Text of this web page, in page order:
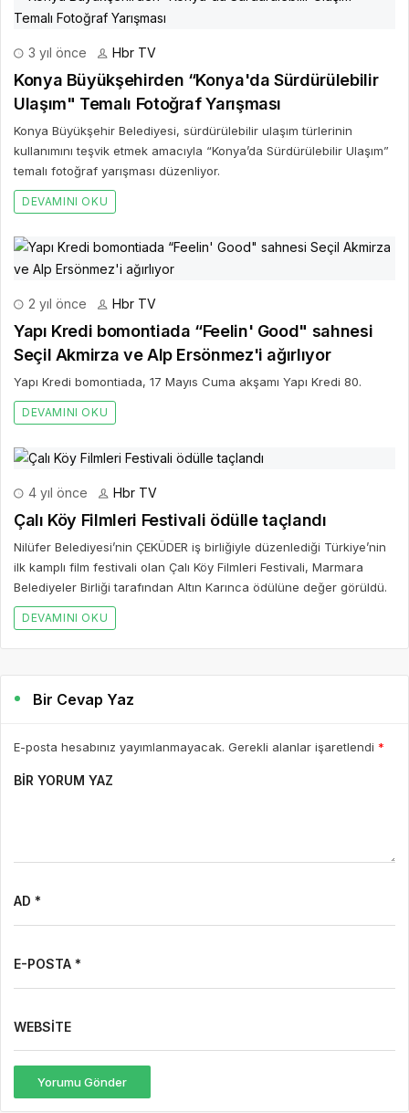
3 yıl önce Hbr TV
Konya Büyükşehirden “Konya'da Sürdürülebilir
Ulaşım" Temalı Fotoğraf Yarışması
Konya Büyükşehir Belediyesi, sürdürülebilir ulaşım türlerinin
kullanımını teşvik etmek amacıyla “Konya’da Sürdürülebilir Ulaşım”
temalı fotoğraf yarışması düzenliyor.
DEVAMINI OKU
2 yıl önce Hbr TV
Yapı Kredi bomontiada “Feelin' Good" sahnesi
Seçil Akmirza ve Alp Ersönmez'i ağırlıyor
Yapı Kredi bomontiada, 17 Mayıs Cuma akşamı Yapı Kredi 80.
DEVAMINI OKU
4 yıl önce Hbr TV
Çalı Köy Filmleri Festivali ödülle taçlandı
Nilüfer Belediyesi’nin ÇEKÜDER iş birliğiyle düzenlediği Türkiye’nin
ilk kamplı film festivali olan Çalı Köy Filmleri Festivali, Marmara
Belediyeler Birliği tarafından Altın Karınca ödülüne değer görüldü.
DEVAMINI OKU
Bir Cevap Yaz
E-posta hesabınız yayımlanmayacak. Gerekli alanlar işaretlendi *
BIR YORUM YAZ
AD *
E-POSTA *
WEBSITE
Yorumu Gönder